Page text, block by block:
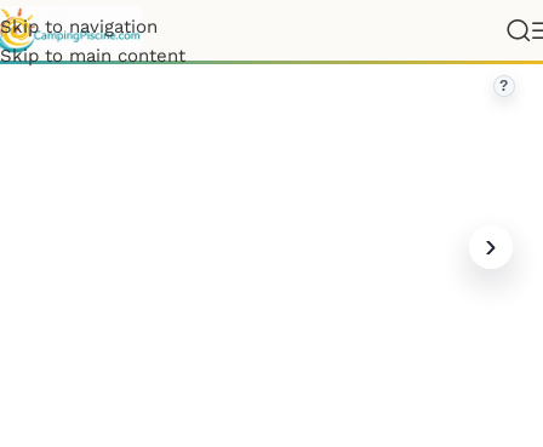
Skip to navigation
Skip to main content
France»Corse»Corse-du-Sud
?